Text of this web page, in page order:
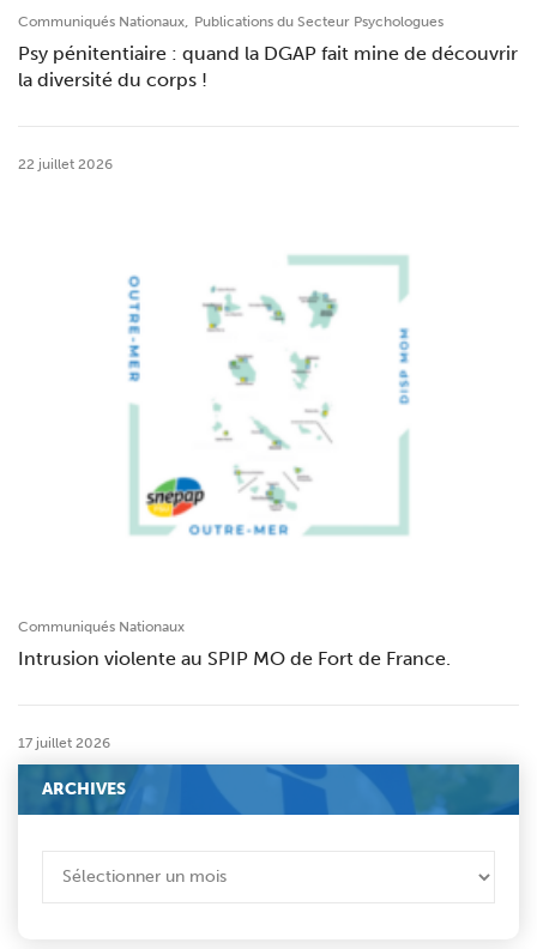
Communiqués Nationaux, Publications du Secteur Psychologues
Psy pénitentiaire : quand la DGAP fait mine de découvrir
la diversité du corps !
22 juillet 2026
Communiqués Nationaux
Intrusion violente au SPIP MO de Fort de France.
17 juillet 2026
ARCHIVES